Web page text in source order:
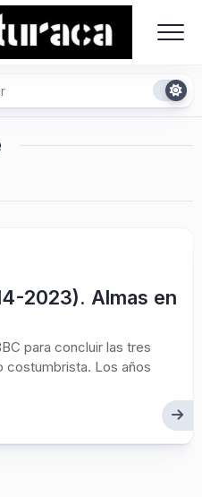
2023). Almas en
para concluir las tres
Los años